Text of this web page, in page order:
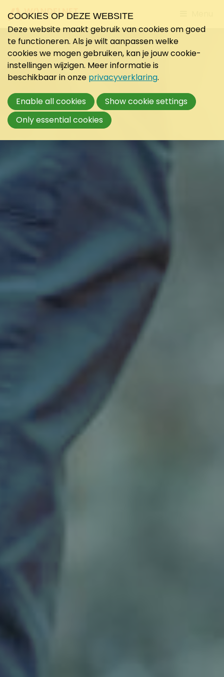
to
COOKIES OP DEZE WEBSITE
Deze website maakt gebruik van cookies om goed
te functioneren. Als je wilt aanpassen welke
cookies we mogen gebruiken, kan je jouw cookie-
instellingen wijzigen. Meer informatie is
beschikbaar in onze privacyverklaring.
Enable all cookies
Show cookie settings
Only essential cookies